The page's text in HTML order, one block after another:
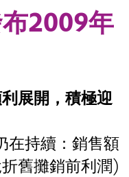
2009年
展開，積極迎
在持續：銷售額
舊攤銷前利潤)